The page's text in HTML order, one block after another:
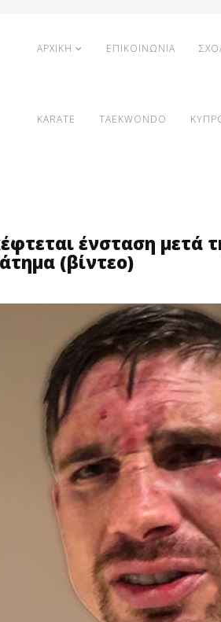
ΑΡΧΙΚΗ ΕΠΙΚΟΙΝΩΝΙΑ
KARATE TAEKWONDO
ένσταση μετά
(βίντεο)